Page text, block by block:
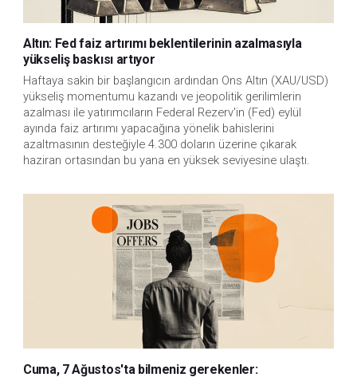
Altın: Fed faiz artırımı beklentilerinin azalmasıyla
yükseliş baskısı artıyor
Haftaya sakin bir başlangıcın ardından Ons Altın (XAU/USD)
yükseliş momentumu kazandı ve jeopolitik gerilimlerin
azalması ile yatırımcıların Federal Rezerv'in (Fed) eylül
ayında faiz artırımı yapacağına yönelik bahislerini
azaltmasının desteğiyle 4.300 doların üzerine çıkarak
haziran ortasından bu yana en yüksek seviyesine ulaştı.
Cuma, 7 Ağustos'ta bilmeniz gerekenler: